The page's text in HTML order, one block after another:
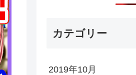
カテゴリー
2019年10月